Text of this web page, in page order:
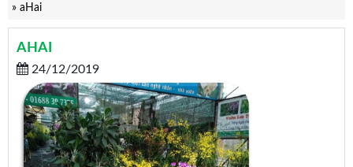
» aHai
AHAI
24/12/2019